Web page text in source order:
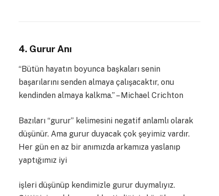
4. Gurur Anı
“Bütün hayatın boyunca başkaları senin
başarılarını senden almaya çalışacaktır, onu
kendinden almaya kalkma.” – Michael Crichton
Bazıları “gurur” kelimesini negatif anlamlı olarak
düşünür. Ama gurur duyacak çok şeyimiz vardır.
Her gün en az bir anımızda arkamıza yaslanıp
yaptığımız iyi
işleri düşünüp kendimizle gurur duymalıyız.